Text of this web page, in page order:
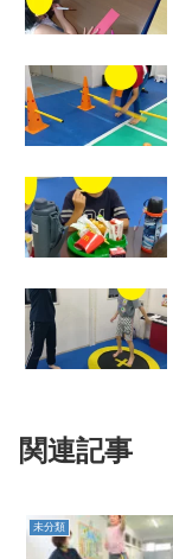
関連記事
未分類